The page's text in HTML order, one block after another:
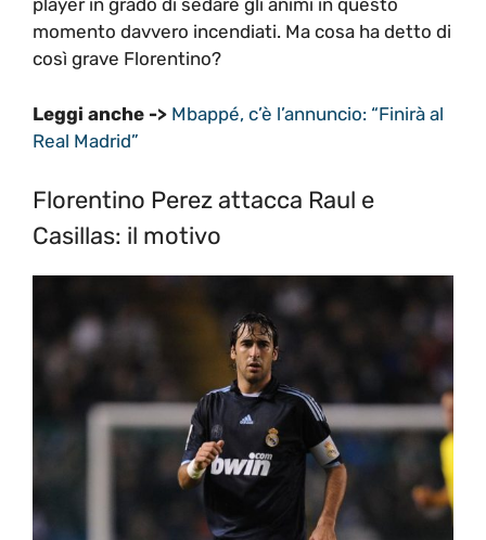
player in grado di sedare gli animi in questo
momento davvero incendiati. Ma cosa ha detto di
così grave Florentino?
Leggi anche -> Mbappé, c’è l’annuncio: “Finirà al
Real Madrid”
Florentino Perez attacca Raul e
Casillas: il motivo